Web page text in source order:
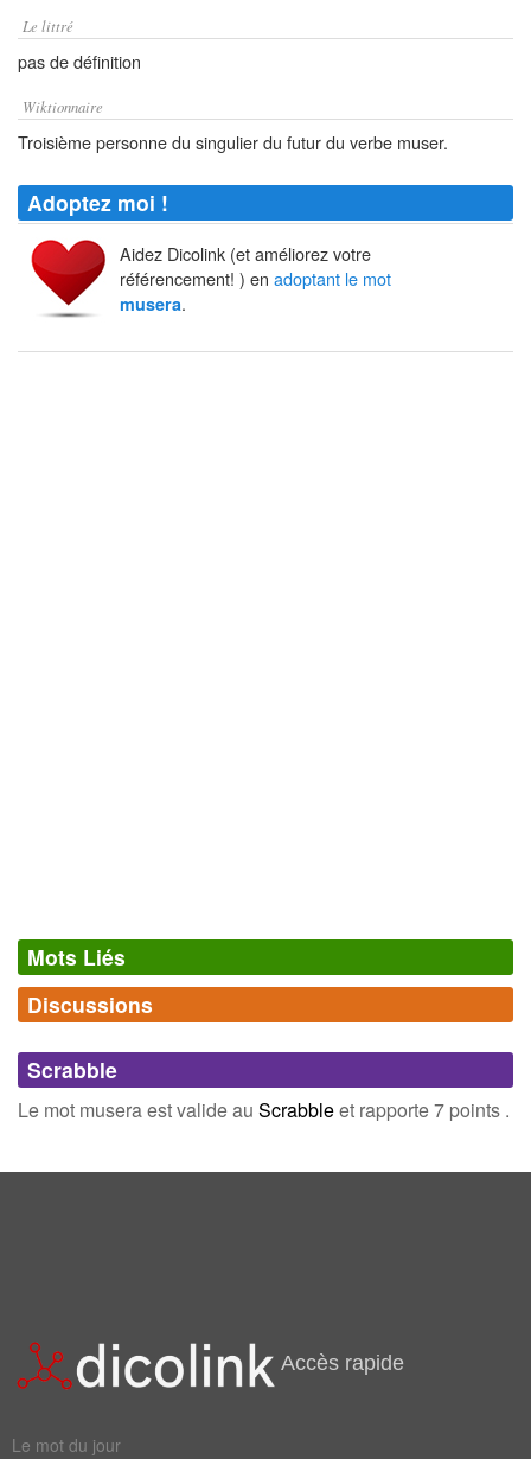
Le littré
pas de définition
Wiktionnaire
Troisième personne du singulier du futur du verbe muser.
Adoptez moi !
Aidez Dicolink (et améliorez votre
référencement! ) en adoptant le mot
musera.
Mots Liés
Synonymes(0)
Mots avec la même signification
Mots liés par leur sémantique
languir
traîner
lambiner
musarder
baguenauder
Discussions
Connectez-vous inscrivez-vous
Scrabble
Le mot musera est valide au Scrabbleet rapporte 7 points .
Accès rapide
Le mot du jour